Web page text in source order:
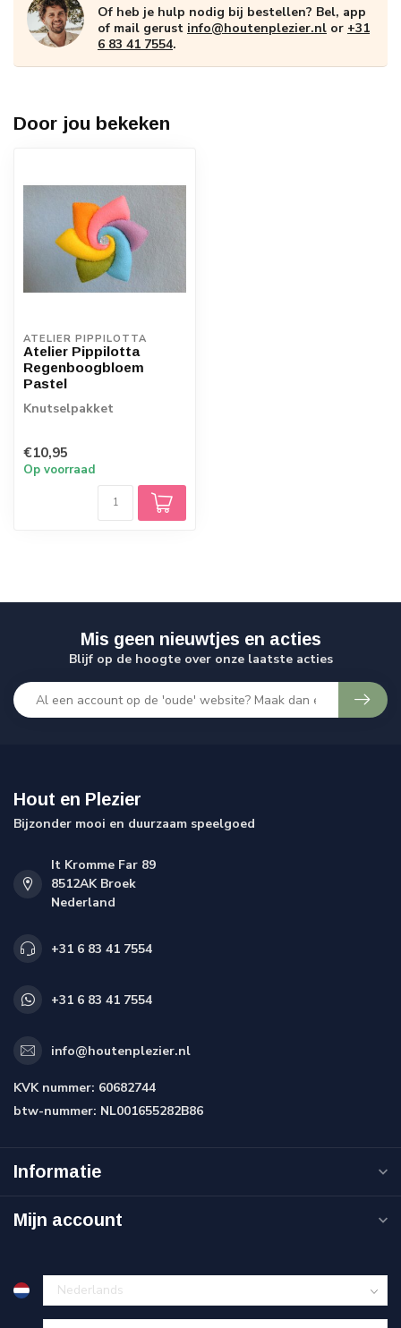
Of heb je hulp nodig bij bestellen? Bel, app
of mail gerust info@houtenplezier.nl or +31
6 83 41 7554.
Door jou bekeken
ATELIER PIPPILOTTA
Atelier Pippilotta
Regenboogbloem
Pastel
Knutselpakket
€10,95
Op voorraad
Mis geen nieuwtjes en acties
Blijf op de hoogte over onze laatste acties
Hout en Plezier
Bijzonder mooi en duurzaam speelgoed
It Kromme Far 89
8512AK Broek
Nederland
+31 6 83 41 7554
+31 6 83 41 7554
info@houtenplezier.nl
KVK nummer: 60682744
btw-nummer: NL001655282B86
Informatie
Mijn account